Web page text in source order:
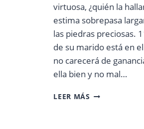
virtuosa, ¿quién la
estima sobrepasa
las piedras preciosas.
de su marido está en
no carecerá de
ella bien y no mal…
LEER MÁS MUJER